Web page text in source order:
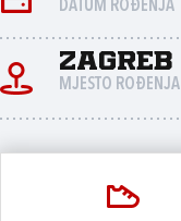
DATUM ROĐENJA
Zagreb
MJESTO ROĐENJA